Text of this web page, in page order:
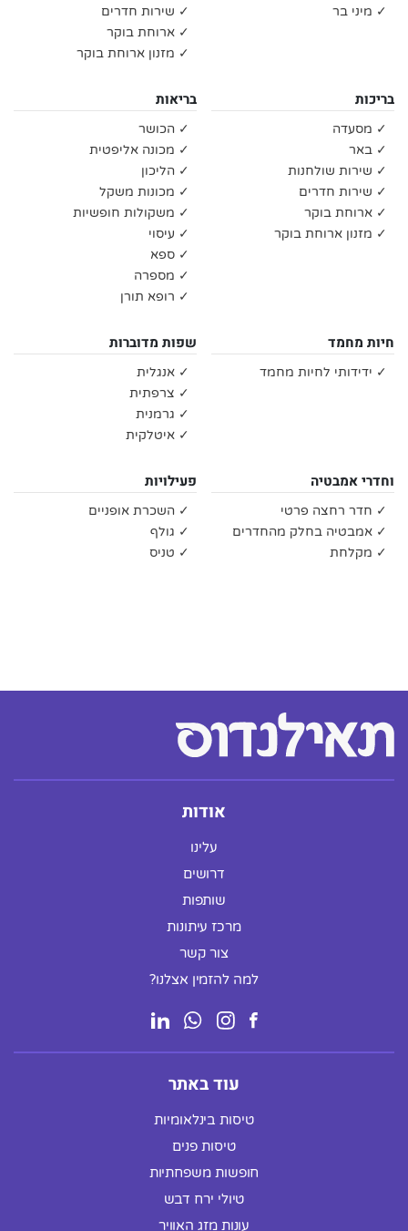
✓ מיני בר
✓ שירות חדרים
✓ ארוחת בוקר
✓ מזנון ארוחת בוקר
בריכות
✓ מסעדה
✓ באר
✓ שירות שולחנות
✓ שירות חדרים
✓ ארוחת בוקר
✓ מזנון ארוחת בוקר
בריאות
✓ הכושר
✓ מכונה אליפטית
✓ הליכון
✓ מכונות משקל
✓ משקולות חופשיות
✓ עיסוי
✓ ספא
✓ מספרה
✓ רופא תורן
חיות מחמד
✓ ידידותי לחיות מחמד
שפות מדוברות
✓ אנגלית
✓ צרפתית
✓ גרמנית
✓ איטלקית
וחדרי אמבטיה
✓ חדר רחצה פרטי
✓ אמבטיה בחלק מהחדרים
✓ מקלחת
פעילויות
✓ השכרת אופניים
✓ גולף
✓ טניס
אודות
עלינו
דרושים
שותפות
מרכז עיתונות
צור קשר
למה להזמין אצלנו?
עוד באתר
טיסות בינלאומיות
טיסות פנים
חופשות משפחתיות
טיולי ירח דבש
עונות מזג האוויר